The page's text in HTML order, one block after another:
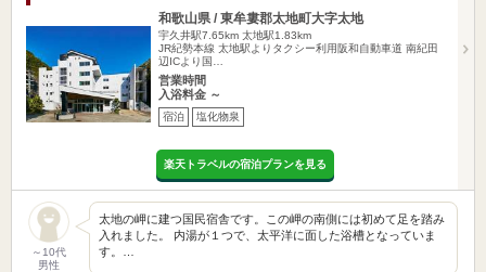
和歌山県 / 東牟婁郡太地町大字太地
宇久井駅7.65km 太地駅1.83km
JR紀勢本線 太地駅よりタクシー利用阪和自動車道 南紀田
辺ICより国…
営業時間
入浴料金 ～
宿泊 塩化物泉
楽天トラベルの宿泊プランを見る
～10代
男性
太地の岬に建つ国民宿舎です。この岬の南側には初めて足を踏み
入れました。 内湯が１つで、太平洋に面した浴槽となっていま
す。…